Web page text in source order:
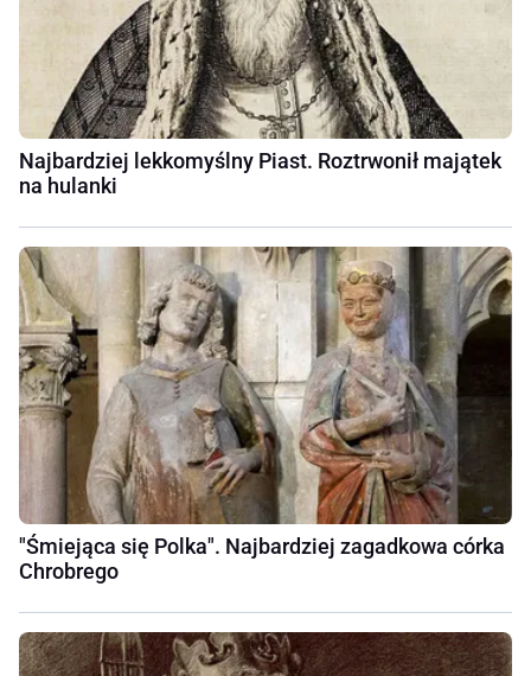
Najbardziej lekkomyślny Piast. Roztrwonił majątek
na hulanki
"Śmiejąca się Polka". Najbardziej zagadkowa córka
Chrobrego